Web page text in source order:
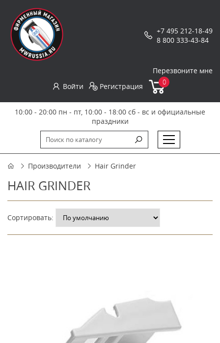
+7 495 212-18-49
8 800 333-43-84
Перезвоните мне
Войти
Регистрация 0
10:00 - 20:00 пн - пт, 10:00 - 18:00 сб - вс и официальные
праздники
Производители Hair Grinder
HAIR GRINDER
Сортировать: